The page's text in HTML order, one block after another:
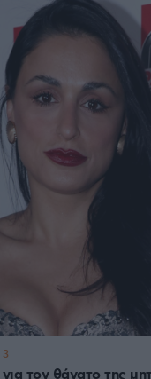
για τον θάνατο της
3